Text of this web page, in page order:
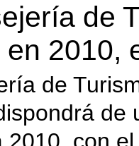
de
en 2010,
de
de